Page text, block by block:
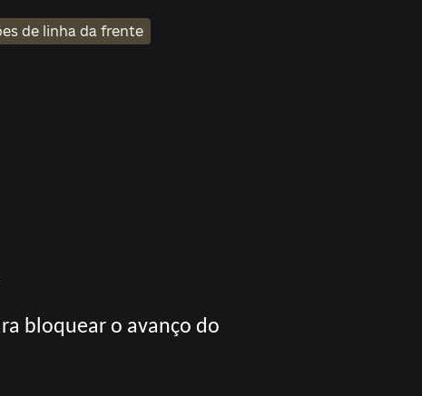
de linha da frente
bloquear o avanço do